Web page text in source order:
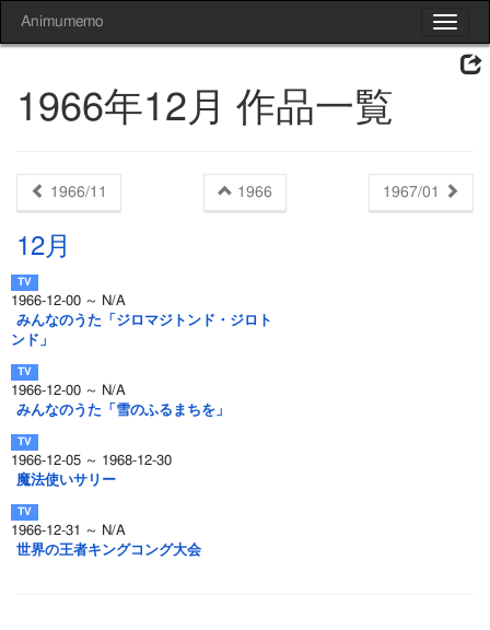
Toggle
Animumemo
1966年12月 作品一覧
1966/11 1966 1967/01
12月
1966-12-00 ～ N/A
みんなのうた「ジロマジトンド・ジロト
ンド」
1966-12-00 ～ N/A
みんなのうた「雪のふるまちを」
1966-12-05 ～ 1968-12-30
魔法使いサリー
1966-12-31 ～ N/A
世界の王者キングコング大会